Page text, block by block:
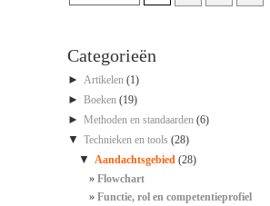
Categorieën
► Artikelen (1)
► Boeken (19)
► Methoden en standaarden (6)
▼ Technieken en tools (28)
▼ Aandachtsgebied (28)
Flowchart
Functie, rol en competentieprofiel